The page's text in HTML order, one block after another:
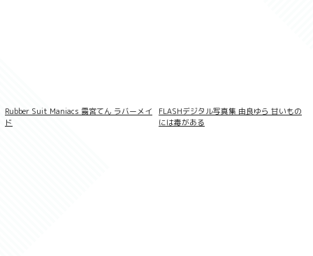
Rubber Suit Maniacs 霧宮てん ラバーメイ
ド
FLASHデジタル写真集 由良ゆら 甘いもの
には毒がある